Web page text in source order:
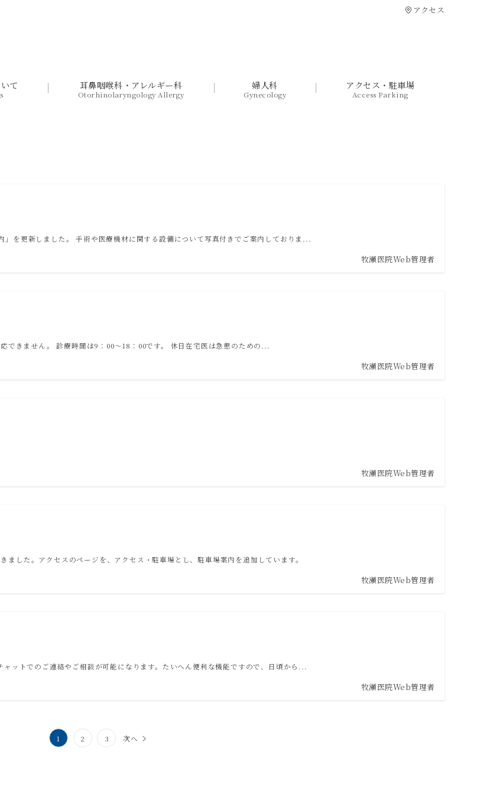
アクセス
て 耳鼻咽喉科・アレルギー科
Otorhinolaryngology Allergy
婦人科
Gynecology
アクセス・駐車場
Access Parking
を更新しました。 手術や医療機材に関する設備について写真付きでご案内しておりま...
牧瀬医院Web管理者
できません。 診療時間は9：00〜18：00です。 休日在宅医は急患のための...
牧瀬医院Web管理者
牧瀬医院Web管理者
した。アクセスのページを、アクセス・駐車場とし、駐車場案内を追加しています。
牧瀬医院Web管理者
ットでのご連絡やご相談が可能になります。たいへん便利な機能ですので、日頃から...
牧瀬医院Web管理者
1 2 3 次へ